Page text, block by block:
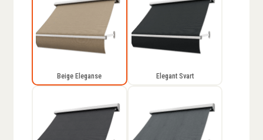
Beige Eleganse Elegant Svart